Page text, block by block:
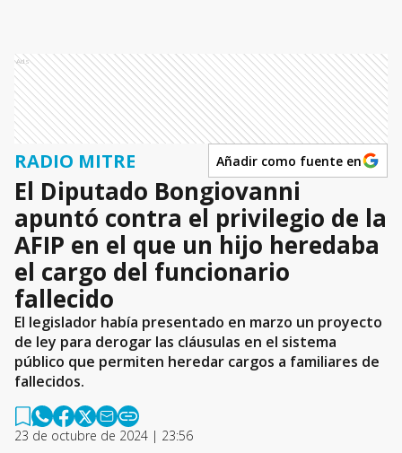
Ads
RADIO MITRE Añadir como fuente en
El Diputado Bongiovanni
apuntó contra el privilegio de la
AFIP en el que un hijo heredaba
el cargo del funcionario
fallecido
El legislador había presentado en marzo un proyecto
de ley para derogar las cláusulas en el sistema
público que permiten heredar cargos a familiares de
fallecidos.
23 de octubre de 2024 | 23:56